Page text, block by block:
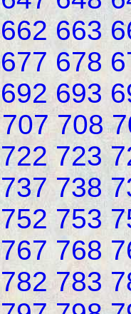
662 663
677 678
692 693
707 708
722 723
737 738
752 753
767 768
782 783